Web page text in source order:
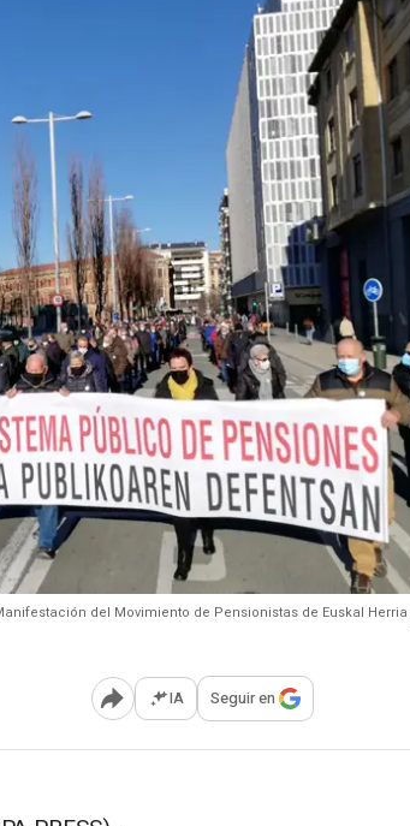
del Movimiento de Pensionistas de Euskal
Abrir opciones para compartir
IA Seguir en